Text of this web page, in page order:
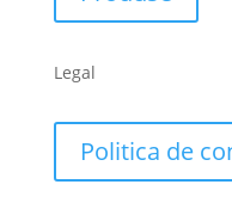
Legal
Politica de